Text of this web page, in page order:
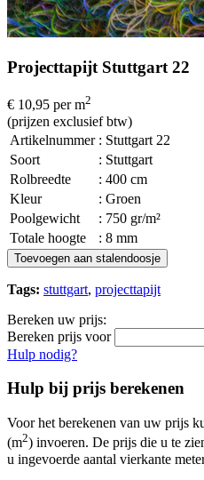
Projecttapijt Stuttgart 22
€ 10,95 per m2
(prijzen exclusief btw)
Artikelnummer : Stuttgart 22
Soort
: Stuttgart
Rolbreedte
: 400 cm
Kleur
: Groen
Poolgewicht
: 750 gr/m²
Totale hoogte
: 8 mm
Toevoegen aan stalendoosje
Tags: stuttgart, projecttapijt
Bereken uw prijs:
Bereken prijs voor
Hulp nodig?
Hulp bij prijs berekenen
Voor het berekenen van uw prijs
(m2) invoeren. De prijs die u te
u ingevoerde aantal vierkante